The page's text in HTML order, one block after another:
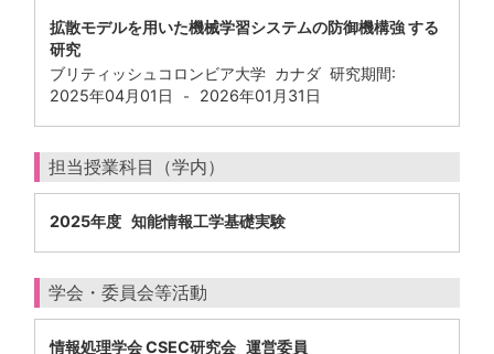
拡散モデルを⽤いた機械学習システムの防御機構強 する
研究
ブリティッシュコロンビア⼤学 カナダ 研究期間:
2025年04月01日
- 2026年01月31日
担当授業科目（学内）
2025年度 知能情報工学基礎実験
学会・委員会等活動
情報処理学会 CSEC研究会 運営委員